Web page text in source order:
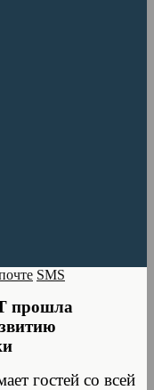
SMS
прошла
гостей со всей